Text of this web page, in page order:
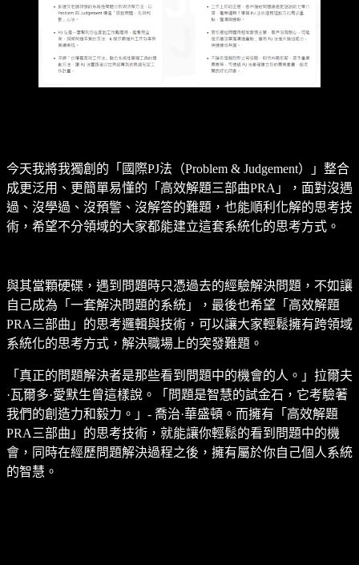
今天我將我獨創的「國際PJ法（Problem & Judgement）」整合
成更泛用、更簡單易懂的「高效解題三部曲PRA」，面對沒遇
過、沒學過、沒預警、沒解答的難題，也能順利化解的思考技
術，希望不分領域的大家都能建立這套系統化的思考方式。
與其當顆硬碟，遇到問題時只憑過去的經驗解決問題，不如讓
自己成為「一套解決問題的系統」，最後也希望「高效解題
PRA三部曲」的思考邏輯與技術，可以讓大家輕鬆擁有跨領域
系統化的思考方式，解決職場上的突發難題。
「真正的問題解決者是那些看到問題中的機會的人。」拉爾夫
·瓦爾多·愛默生曾這樣說。「問題是智慧的試金石，它考驗著
我們的創造力和毅力。」- 喬治·華盛頓。而擁有「高效解題
PRA三部曲」的思考技術，就能讓你輕鬆的看到問題中的機
會，同時在經歷問題解決過程之後，擁有屬於你自己個人系統
的智慧。